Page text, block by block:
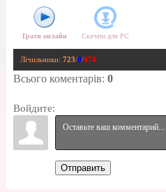
Грати онлайн Скачати для PC
Лічильники: 723/0/474
Всього коментарів: 0
Войдите:
Отправить